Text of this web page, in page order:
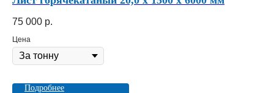
75 000 р.
Цена
Подробнее